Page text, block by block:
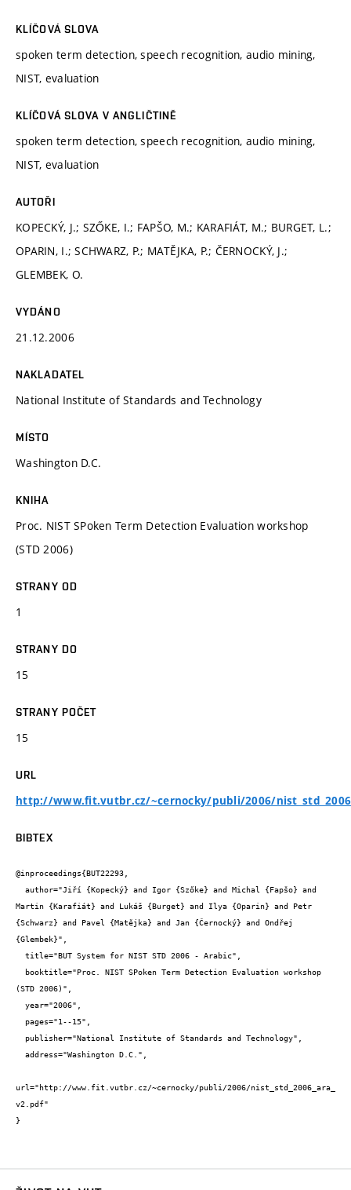
KLÍČOVÁ SLOVA
spoken term detection, speech recognition, audio mining,
NIST, evaluation
KLÍČOVÁ SLOVA V ANGLIČTINĚ
spoken term detection, speech recognition, audio mining,
NIST, evaluation
AUTOŘI
KOPECKÝ, J.; SZŐKE, I.; FAPŠO, M.; KARAFIÁT, M.; BURGET, L.;
OPARIN, I.; SCHWARZ, P.; MATĚJKA, P.; ČERNOCKÝ, J.;
GLEMBEK, O.
VYDÁNO
21.12.2006
NAKLADATEL
National Institute of Standards and Technology
MÍSTO
Washington D.C.
KNIHA
Proc. NIST SPoken Term Detection Evaluation workshop
(STD 2006)
STRANY OD
1
STRANY DO
15
STRANY POČET
15
URL
http://www.fit.vutbr.cz/~cernocky/publi/2006/
BIBTEX
@inproceedings{BUT22293,
Martin {Karafiát} and Lukáš {Burget} and Ilya {Oparin} and Petr
{Schwarz} and Pavel {Matějka} and Jan {Černocký} and Ondřej
{Glembek}",
(STD 2006)",
url="http://www.fit.vutbr.cz/~cernocky/publi/2006/nist_std_2006_ara_
v2.pdf"
}